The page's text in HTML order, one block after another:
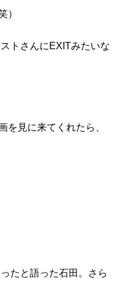
）
トさんにEXITみたいな
を見に来てくれたら、
たと語った石田。さら